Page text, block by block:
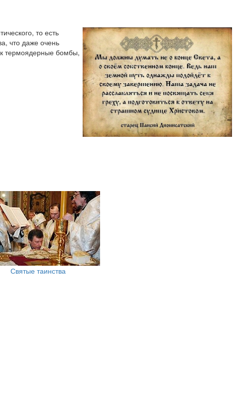
то есть
что даже очень
термоядерные бомбы,
Святые таинства